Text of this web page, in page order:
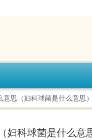
意思（妇科球菌是什么意思
妇科球菌是什么意